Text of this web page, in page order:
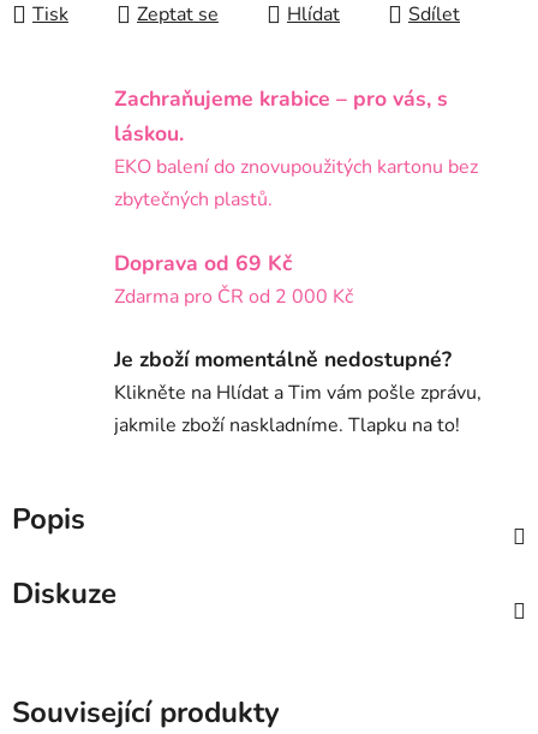
Tisk Zeptat se Hlídat Sdílet
Zachraňujeme krabice – pro vás, s
láskou.
EKO balení do znovupoužitých kartonu bez
zbytečných plastů.
Doprava od 69 Kč
Zdarma pro ČR od 2 000 Kč
Je zboží momentálně nedostupné?
Klikněte na Hlídat a Tim vám pošle zprávu,
jakmile zboží naskladníme. Tlapku na to!
Popis
Diskuze
Související produkty